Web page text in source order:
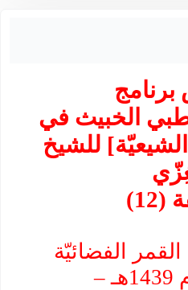
الخبيث في
للشيخ
الفضائيّة
الخميس 14 محرم 1439هـ –